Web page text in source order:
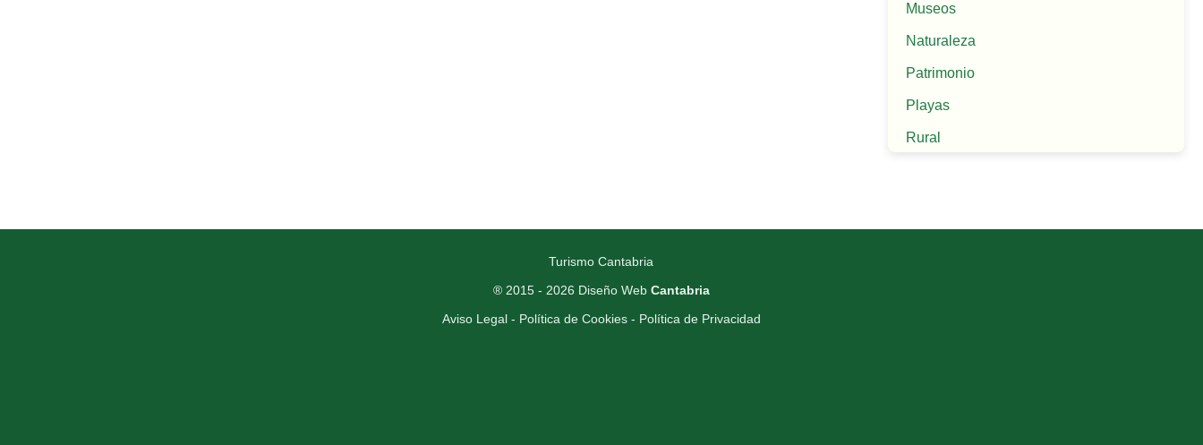
Museos
Naturaleza
Patrimonio
Playas
Rural
Turismo Cantabria
® 2015 - 2026 Diseño Web Cantabria
Aviso Legal- Política de Cookies- Política de Privacidad